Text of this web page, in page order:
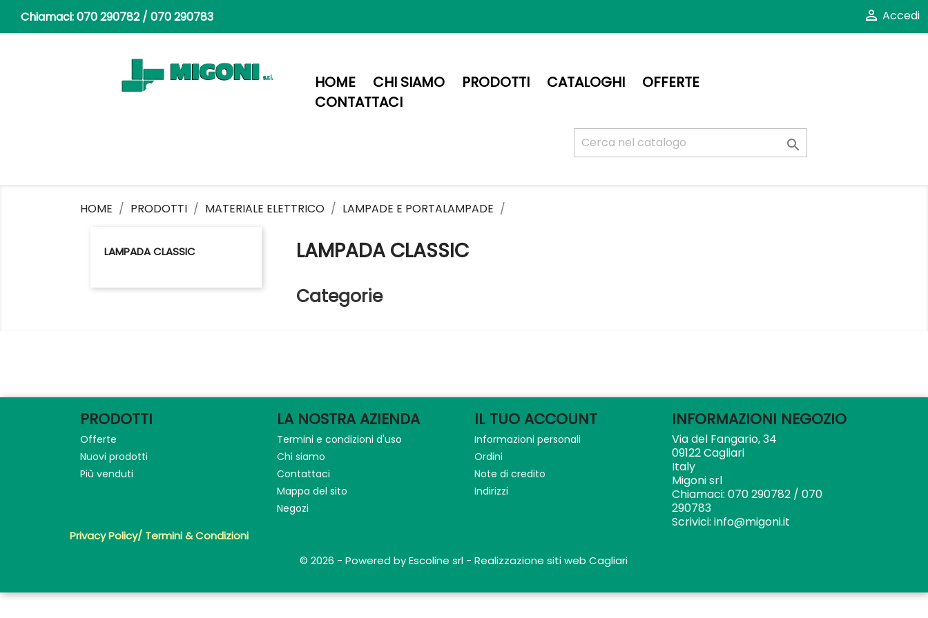
Chiamaci:070 290782 / 070 290783  Accedi
HOME CHI SIAMO PRODOTTI CATALOGHI
OFFERTE
CONTATTACI

HOME PRODOTTI MATERIALE ELETTRICO LAMPADE E PORTALAMPADE
LAMPADA CLASSIC LAMPADA CLASSIC
Categorie
PRODOTTI
Offerte
Nuovi prodotti
Più venduti
LA NOSTRA AZIENDA
Termini e condizioni d'uso
Chi siamo
Contattaci
Mappa del sito
Negozi
IL TUO ACCOUNT
Informazioni personali
Ordini
Note di credito
Indirizzi
INFORMAZIONI NEGOZIO
Via del Fangario, 34
09122 Cagliari
Italy
Migoni srl
Chiamaci: 070 290782 / 070
290783
Scrivici: info@migoni.it
Privacy Policy/ Termini & Condizioni
© 2026 - Powered by Escoline srl - Realizzazione siti web Cagliari